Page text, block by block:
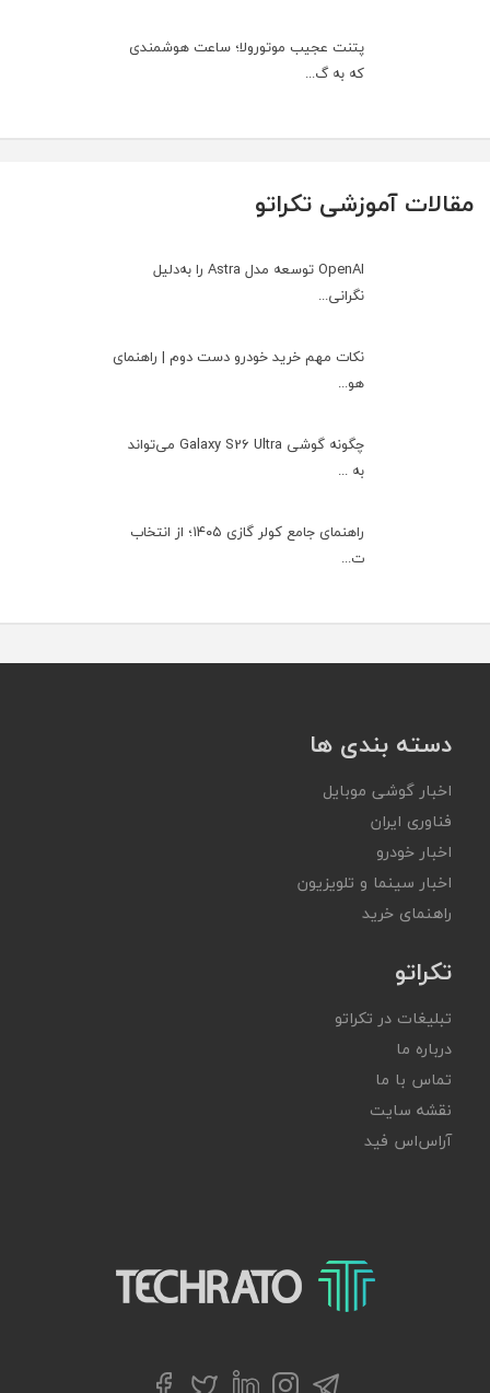
پتنت عجیب موتورولا؛ ساعت هوشمندی
که به گ...
مقالات آموزشی تکراتو
OpenAI توسعه مدل Astra را به‌دلیل
نگرانی...
نکات مهم خرید خودرو دست دوم | راهنمای
هو...
چگونه گوشی Galaxy S26 Ultra می‌تواند
به ...
راهنمای جامع کولر گازی ۱۴۰۵؛ از انتخاب
ت...
دسته بندی ها
اخبار گوشی موبایل
فناوری ایران
اخبار خودرو
اخبار سینما و تلویزیون
راهنمای خرید
تکراتو
تبلیغات در تکراتو
درباره ما
تماس با ما
نقشه سایت
آر‌اس‌اس فید
تکراتو – زندگی با تکنولوژی
تلگراماینستاگرام
لینکداینتوییترفیسبوک